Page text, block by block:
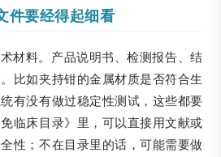
件要经得起细看
材料。产品说明书、检测报告、结
比如夹持钳的金属材质是否符合生
有没有做过稳定性测试，这些都要
临床目录》里，可以直接用文献或
性；不在目录里的话，可能需要做